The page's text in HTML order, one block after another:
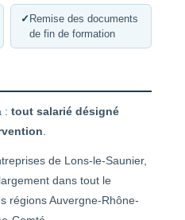
✓ Remise des documents
de fin de formation
: tout salarié désigné
de Lons-le-Saunier,
dans tout le
régions Auvergne-Rhône-